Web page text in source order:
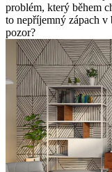
problém, který během
to nepříjemný zápach v
pozor?